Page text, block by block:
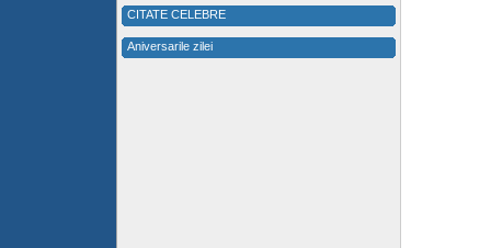
CITATE CELEBRE
Aniversarile zilei